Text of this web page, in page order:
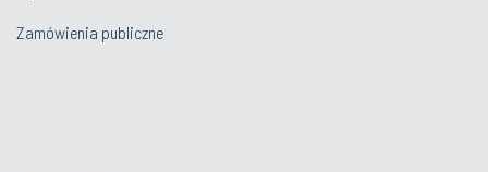
Zamówienia publiczne